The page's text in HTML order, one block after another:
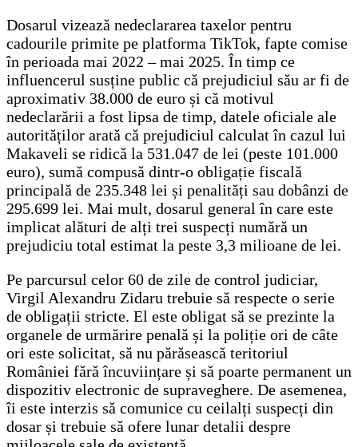
Dosarul vizează nedeclararea taxelor pentru
cadourile primite pe platforma TikTok, fapte comise
în perioada mai 2022 – mai 2025. În timp ce
influencerul susține public că prejudiciul său ar fi de
aproximativ 38.000 de euro și că motivul
nedeclarării a fost lipsa de timp, datele oficiale ale
autorităților arată că prejudiciul calculat în cazul lui
Makaveli se ridică la 531.047 de lei (peste 101.000
euro), sumă compusă dintr-o obligație fiscală
principală de 235.348 lei și penalități sau dobânzi de
295.699 lei. Mai mult, dosarul general în care este
implicat alături de alți trei suspecți numără un
prejudiciu total estimat la peste 3,3 milioane de lei.
Pe parcursul celor 60 de zile de control judiciar,
Virgil Alexandru Zidaru trebuie să respecte o serie
de obligații stricte. El este obligat să se prezinte la
organele de urmărire penală și la poliție ori de câte
ori este solicitat, să nu părăsească teritoriul
României fără încuviințare și să poarte permanent un
dispozitiv electronic de supraveghere. De asemenea,
îi este interzis să comunice cu ceilalți suspecți din
dosar și trebuie să ofere lunar detalii despre